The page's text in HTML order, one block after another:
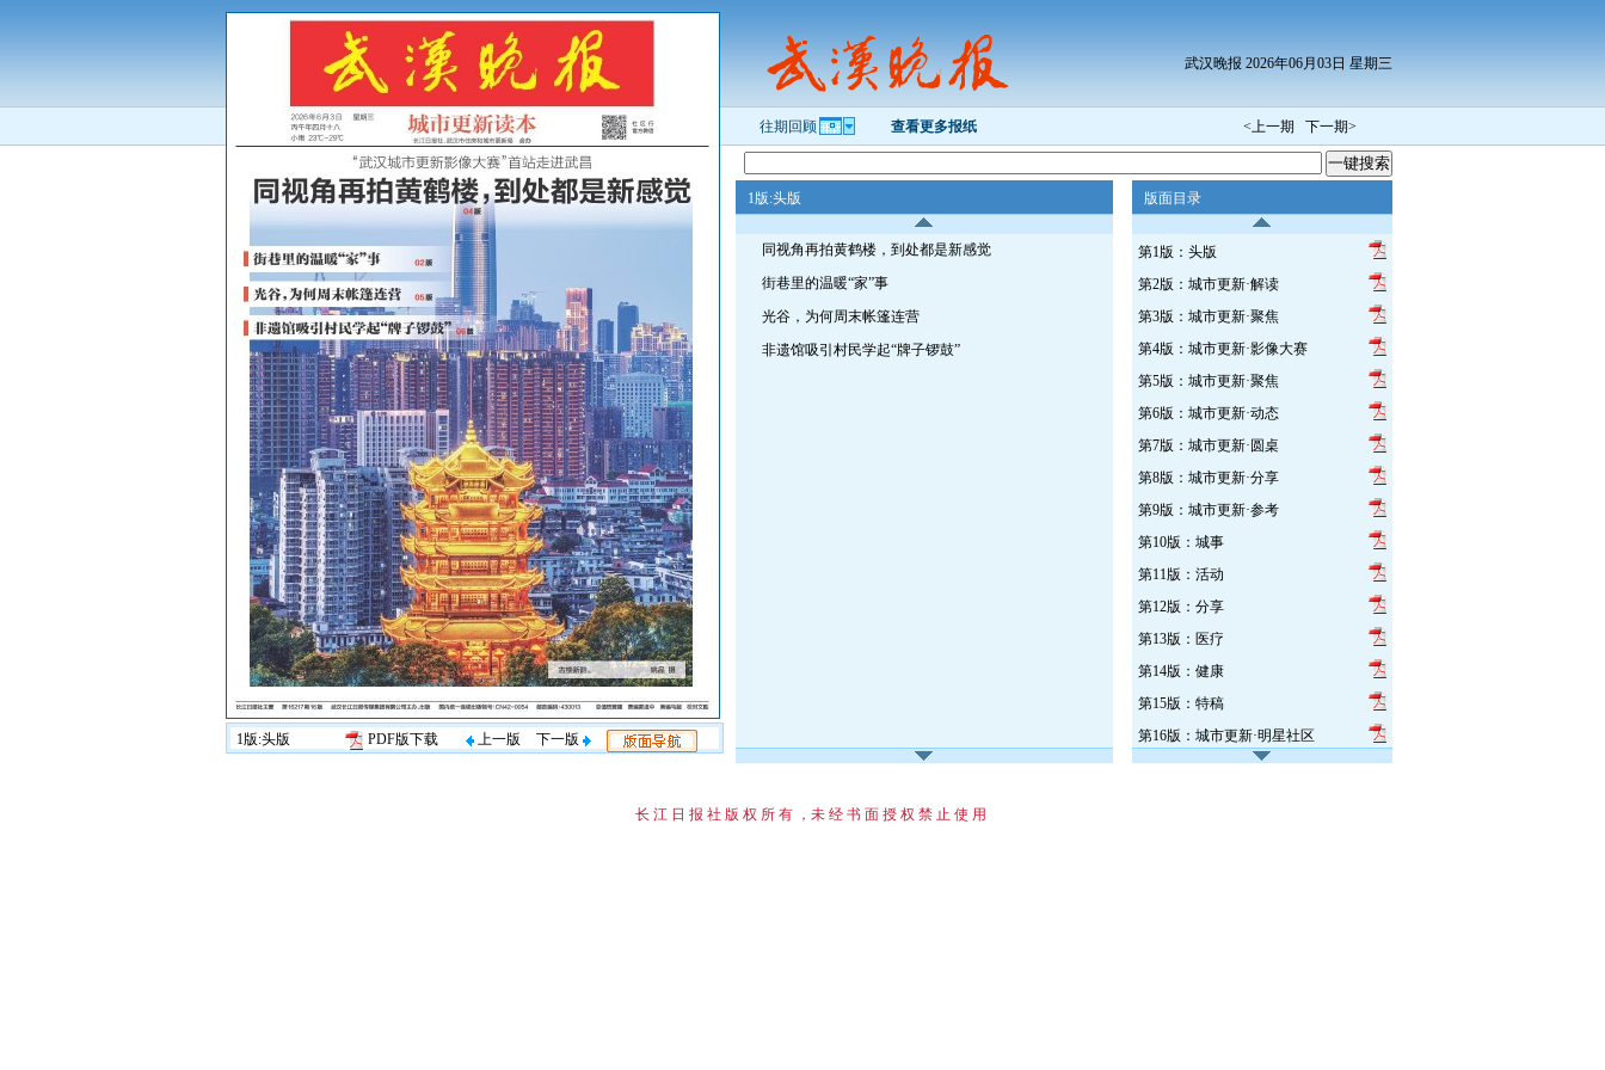
1版:头版 PDF版下载 上一版 下一版
武汉晚报 2026年06月03日 星期三
往期回顾 查看更多报纸 <上一期 下一期>
1版:头版
同视角再拍黄鹤楼，到处都是新感觉
街巷里的温暖“家”事
光谷，为何周末帐篷连营
非遗馆吸引村民学起“牌子锣鼓”
版面目录
第1版：头版
第2版：城市更新·解读
第3版：城市更新·聚焦
第4版：城市更新·影像大赛
第5版：城市更新·聚焦
第6版：城市更新·动态
第7版：城市更新·圆桌
第8版：城市更新·分享
第9版：城市更新·参考
第10版：城事
第11版：活动
第12版：分享
第13版：医疗
第14版：健康
第15版：特稿
第16版：城市更新·明星社区
长 江 日 报 社 版 权 所 有 ，未 经 书 面 授 权 禁 止 使 用